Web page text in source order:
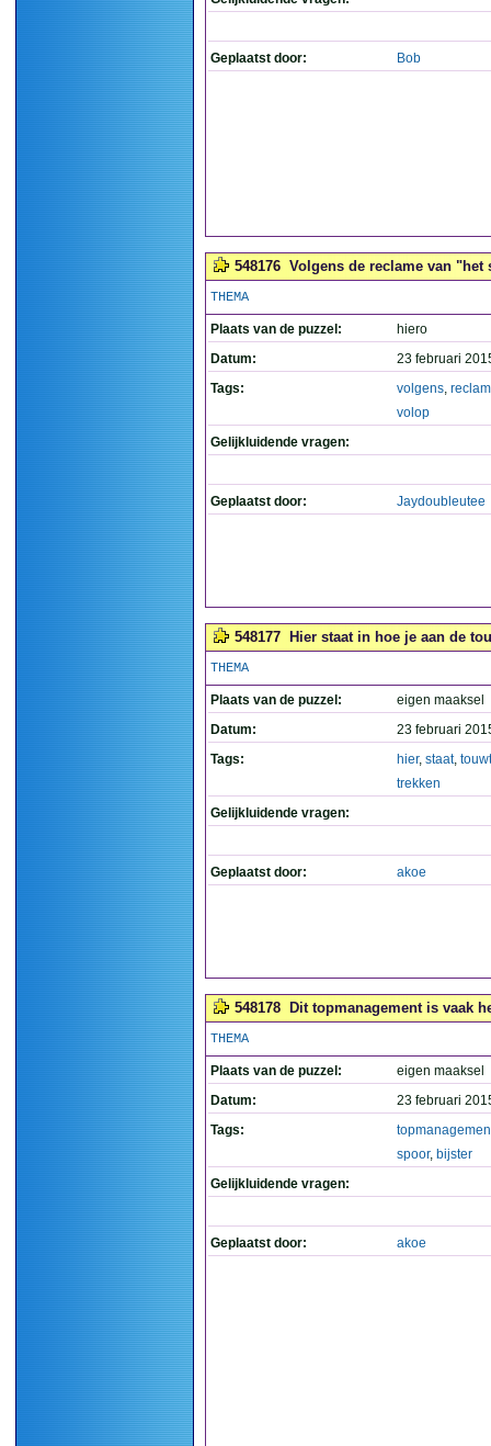
Geplaatst door: Bob
548176 Volgens de reclame van "het
THEMA
Plaats van de puzzel:
hiero
Datum:
23 februari
Tags:
volgens,
volop
Gelijkluidende vragen:
Geplaatst door: Jaydoubleutee
548177 Hier staat in hoe je aan de
THEMA
Plaats van de puzzel:
eigen maaksel
Datum:
23 februari
Tags:
hier, staat,
trekken
Gelijkluidende vragen:
Geplaatst door: akoe
548178 Dit topmanagement is vaak
THEMA
Plaats van de puzzel:
eigen maaksel
Datum:
23 februari
Tags:
spoor, bijster
Gelijkluidende vragen:
Geplaatst door: akoe